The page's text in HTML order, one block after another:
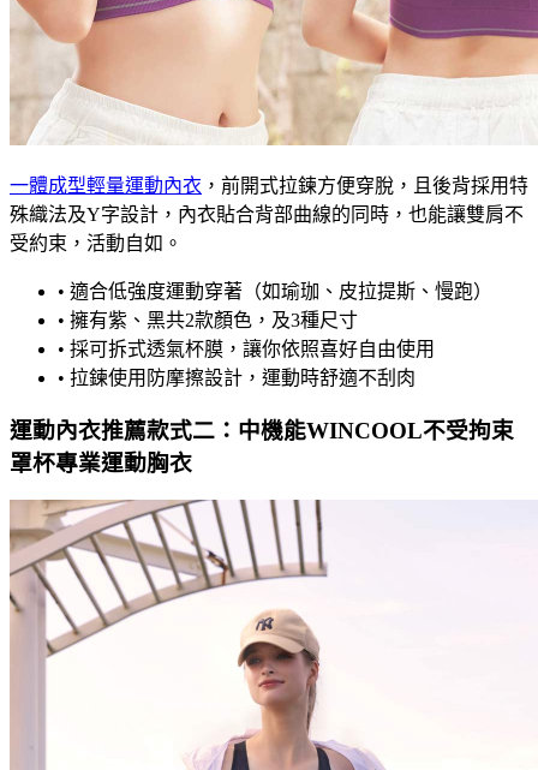
一體成型輕量運動內衣 ，前開式拉鍊方便穿脫，且後背採用特
殊織法及Y字設計，內衣貼合背部曲線的同時，也能讓雙肩不
受約束，活動自如。
• 適合低強度運動穿著（如瑜珈、皮拉提斯、慢跑）
• 擁有紫、黑共2款顏色，及3種尺寸
• 採可拆式透氣杯膜，讓你依照喜好自由使用
• 拉鍊使用防摩擦設計，運動時舒適不刮肉
運動內衣推薦款式二：中機能WINCOOL不受拘束
罩杯專業運動胸衣